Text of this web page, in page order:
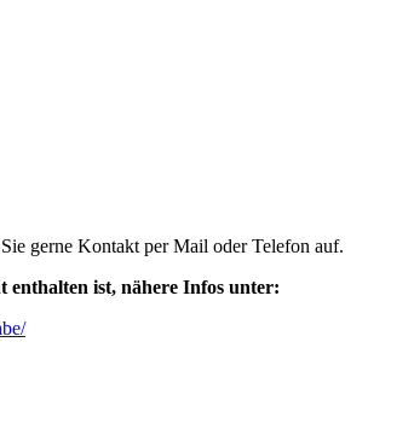
gerne Kontakt perMail oder Telefon auf.
enthalten ist, nähere Infos unter: